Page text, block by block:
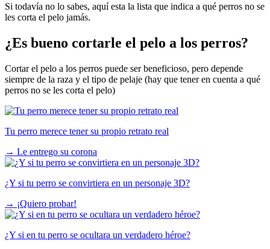
Si todavía no lo sabes, aquí esta la lista que indica a qué perros no se
les corta el pelo jamás.
¿Es bueno cortarle el pelo a los perros?
Cortar el pelo a los perros puede ser beneficioso, pero depende
siempre de la raza y el tipo de pelaje (hay que tener en cuenta a qué
perros no se les corta el pelo)
Tu perro merece tener su propio retrato real
→ Le entrego su corona
¿Y si tu perro se convirtiera en un personaje 3D?
→ ¡Quiero probar!
¿Y si en tu perro se ocultara un verdadero héroe?